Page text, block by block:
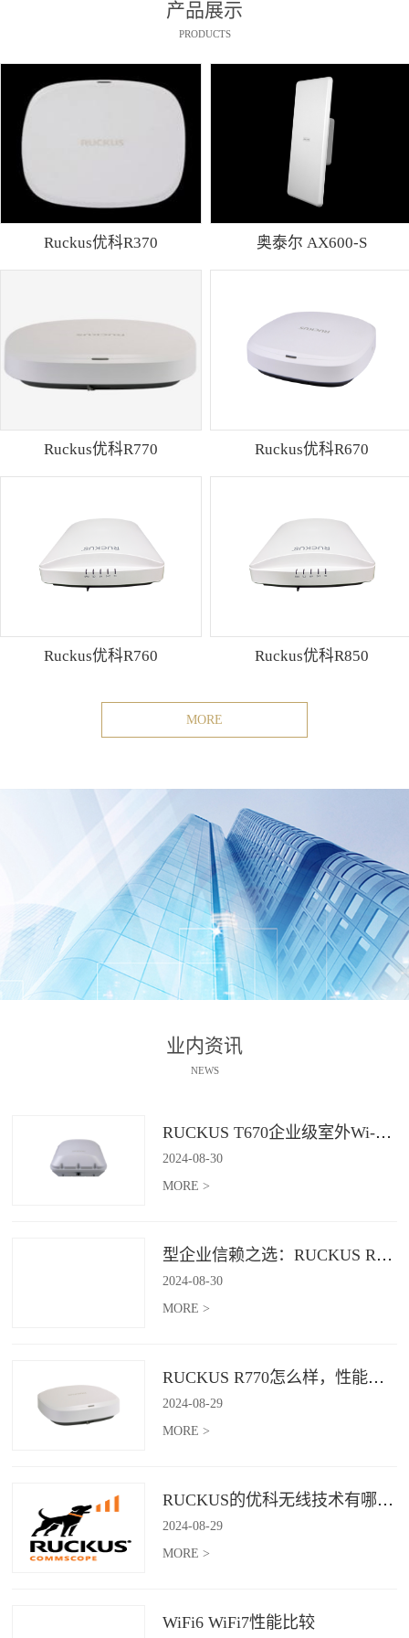
产品展示
PRODUCTS
Ruckus优科R370 奥泰尔 AX600-S
Ruckus优科R770 Ruckus优科R670
Ruckus优科R760 Ruckus优科R850
MORE
业内资讯
NEWS
RUCKUS T670企业级室外Wi-Fi 7解决方案：挑战室外环境，畅享高性能连接
2024-08-30
MORE >
型企业信赖之选：RUCKUS R760，安全稳定的Wi-Fi解决方案
2024-08-30
MORE >
RUCKUS R770怎么样，性能怎么样，好用吗？
2024-08-29
MORE >
RUCKUS的优科无线技术有哪些优缺点？
2024-08-29
MORE >
WiFi6 WiFi7性能比较